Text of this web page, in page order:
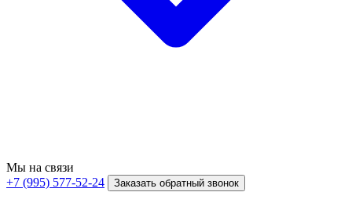
Мы на связи
+7 (995) 577-52-24
Заказать обратный звонок